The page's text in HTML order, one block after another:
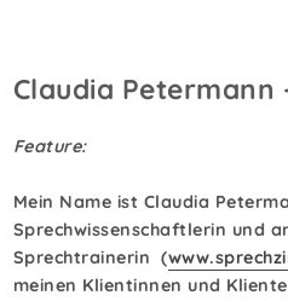
Claudia
Feature:
Mein Name ist Claudia
Sprechwissenschaftlerin und
Sprechtrainerin (
meinen Klientinnen und